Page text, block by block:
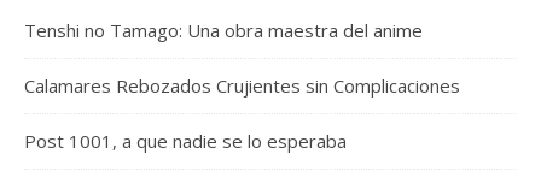
Tenshi no Tamago: Una obra maestra del anime
Calamares Rebozados Crujientes sin Complicaciones
Post 1001, a que nadie se lo esperaba